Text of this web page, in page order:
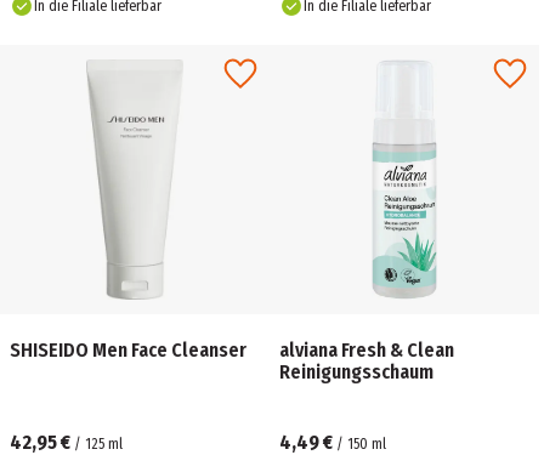
In die Filiale lieferbar
In die Filiale lieferbar
SHISEIDO Men Face Cleanser
42,95 € / 125 ml
alviana Fresh & Clean
Reinigungsschaum
4,49 € / 150 ml